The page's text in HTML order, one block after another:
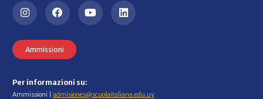
Ammissioni
Per informazioni su:
Ammissioni | admisiones@scuolaitaliana.edu.uy